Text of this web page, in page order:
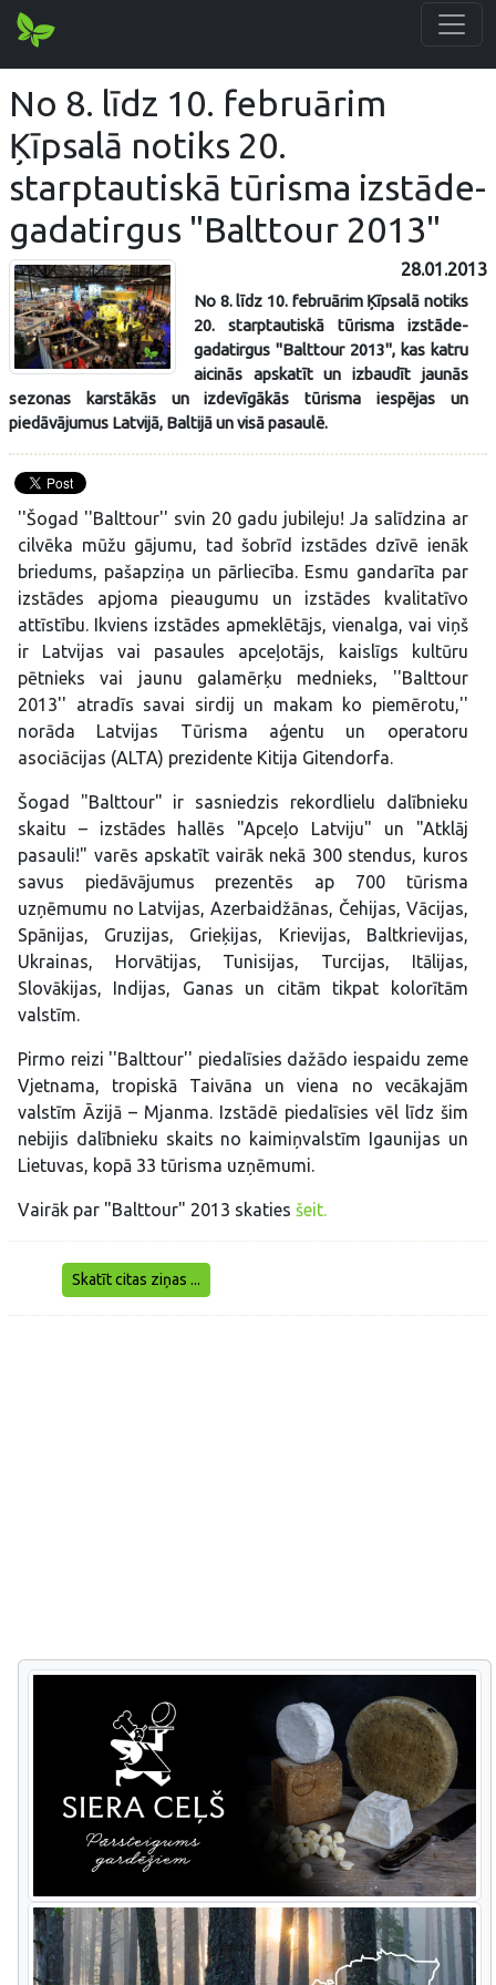
No 8. līdz 10. februārim
Ķīpsalā notiks 20.
starptautiskā tūrisma izstāde-
gadatirgus "Balttour 2013"
28.01.2013
No 8. līdz 10. februārim Ķīpsalā notiks
20. starptautiskā tūrisma izstāde-
gadatirgus "Balttour 2013", kas katru
aicinās apskatīt un izbaudīt jaunās
sezonas karstākās un izdevīgākās tūrisma iespējas un
piedāvājumus Latvijā, Baltijā un visā pasaulē.
''Šogad ''Balttour'' svin 20 gadu jubileju! Ja salīdzina ar
cilvēka mūžu gājumu, tad šobrīd izstādes dzīvē ienāk
briedums, pašapziņa un pārliecība. Esmu gandarīta par
izstādes apjoma pieaugumu un izstādes kvalitatīvo
attīstību. Ikviens izstādes apmeklētājs, vienalga, vai viņš
ir Latvijas vai pasaules apceļotājs, kaislīgs kultūru
pētnieks vai jaunu galamērķu mednieks, ''Balttour
2013'' atradīs savai sirdij un makam ko piemērotu,''
norāda Latvijas Tūrisma aģentu un operatoru
asociācijas (ALTA) prezidente Kitija Gitendorfa.
Šogad "Balttour" ir sasniedzis rekordlielu dalībnieku
skaitu – izstādes hallēs "Apceļo Latviju" un "Atklāj
pasauli!" varēs apskatīt vairāk nekā 300 stendus, kuros
savus piedāvājumus prezentēs ap 700 tūrisma
uzņēmumu no Latvijas, Azerbaidžānas, Čehijas, Vācijas,
Spānijas, Gruzijas, Grieķijas, Krievijas, Baltkrievijas,
Ukrainas, Horvātijas, Tunisijas, Turcijas, Itālijas,
Slovākijas, Indijas, Ganas un citām tikpat kolorītām
valstīm.
Pirmo reizi ''Balttour'' piedalīsies dažādo iespaidu zeme
Vjetnama, tropiskā Taivāna un viena no vecākajām
valstīm Āzijā – Mjanma. Izstādē piedalīsies vēl līdz šim
nebijis dalībnieku skaits no kaimiņvalstīm Igaunijas un
Lietuvas, kopā 33 tūrisma uzņēmumi.
Vairāk par "Balttour" 2013 skaties šeit.
Skatīt citas ziņas ...